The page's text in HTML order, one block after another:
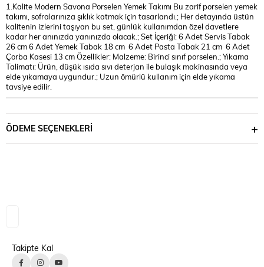
1.Kalite Modern Savona Porselen Yemek Takımı Bu zarif porselen yemek
takımı, sofralarınıza şıklık katmak için tasarlandı.; Her detayında üstün
kalitenin izlerini taşıyan bu set, günlük kullanımdan özel davetlere
kadar her anınızda yanınızda olacak.; Set İçeriği: 6 Adet Servis Tabak
26 cm 6 Adet Yemek Tabak 18 cm 6 Adet Pasta Tabak 21 cm 6 Adet
Çorba Kasesi 13 cm Özellikler: Malzeme: Birinci sınıf porselen.; Yıkama
Talimatı: Ürün, düşük ısıda sıvı deterjan ile bulaşık makinasında veya
elde yıkamaya uygundur.; Uzun ömürlü kullanım için elde yıkama
tavsiye edilir.
ÖDEME SEÇENEKLERI
Takipte Kal